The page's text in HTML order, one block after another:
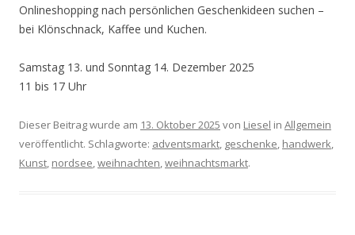
Onlineshopping nach persönlichen Geschenkideen suchen –
bei Klönschnack, Kaffee und Kuchen.
Samstag 13. und Sonntag 14. Dezember 2025
11 bis 17 Uhr
Dieser Beitrag wurde am 13. Oktober 2025 von Liesel in Allgemein
veröffentlicht. Schlagworte: adventsmarkt, geschenke, handwerk,
Kunst, nordsee,weihnachten,weihnachtsmarkt.